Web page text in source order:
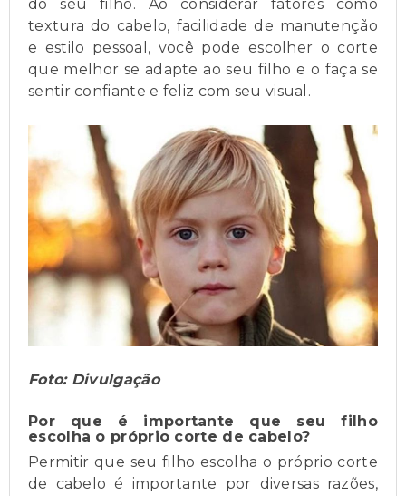
do seu filho. Ao considerar fatores como
textura do cabelo, facilidade de manutenção
e estilo pessoal, você pode escolher o corte
que melhor se adapte ao seu filho e o faça se
sentir confiante e feliz com seu visual.
Foto: Divulgação
Por que é importante que seu filho
escolha o próprio corte de cabelo?
Permitir que seu filho escolha o próprio corte
de cabelo é importante por diversas razões,